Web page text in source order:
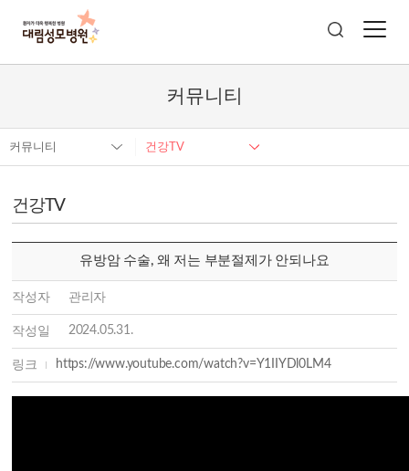
커뮤니티
커뮤니티 건강TV
건강TV
유방암 수술, 왜 저는 부분절제가 안되나요
작성자 관리자
작성일 2024.05.31.
링크 https://www.youtube.com/watch?v=Y1IIYDl0LM4